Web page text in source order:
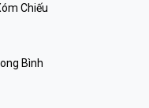
Chiếu
Bình